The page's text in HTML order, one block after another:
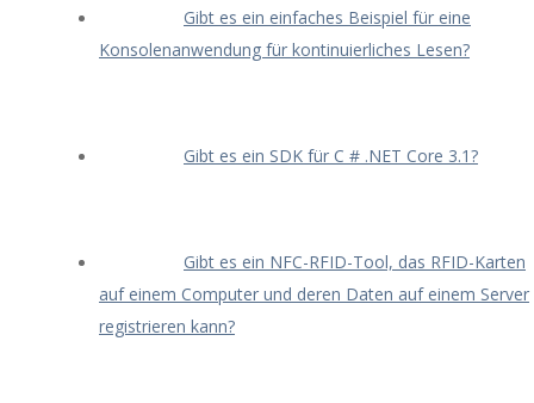
Gibt es ein einfaches Beispiel für eine
Konsolenanwendung für kontinuierliches Lesen?
Gibt es ein SDK für C # .NET Core 3.1?
Gibt es ein NFC-RFID-Tool, das RFID-Karten
auf einem Computer und deren Daten auf einem Server
registrieren kann?